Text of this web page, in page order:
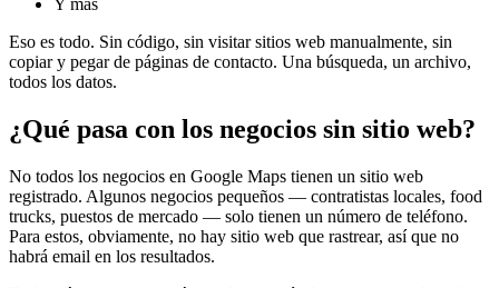
Y más
Eso es todo. Sin código, sin visitar sitios web manualmente, sin
copiar y pegar de páginas de contacto. Una búsqueda, un archivo,
todos los datos.
¿Qué pasa con los negocios sin sitio web?
No todos los negocios en Google Maps tienen un sitio web
registrado. Algunos negocios pequeños — contratistas locales, food
trucks, puestos de mercado — solo tienen un número de teléfono.
Para estos, obviamente, no hay sitio web que rastrear, así que no
habrá email en los resultados.